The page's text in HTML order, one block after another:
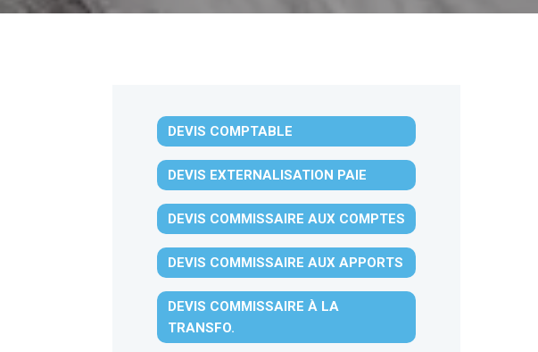
DEVIS COMPTABLE
DEVIS EXTERNALISATION PAIE
DEVIS COMMISSAIRE AUX COMPTES
DEVIS COMMISSAIRE AUX APPORTS
DEVIS COMMISSAIRE À LA
TRANSFO.